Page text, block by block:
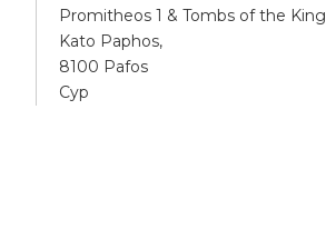
Promitheos 1 & Tombs of the
Kato Paphos,
8100 Pafos
Cyp